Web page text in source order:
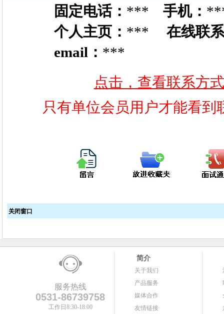
固定电话： *** 手机：
个人主页： *** 在线联
email： ***
点击，查看联系方
只有单位会员用户才能看到
关闭窗口
服务热线
0531-86739758
工作日8:30-18:00
简介
关于我们
产品服务
媒体合作
友情链接